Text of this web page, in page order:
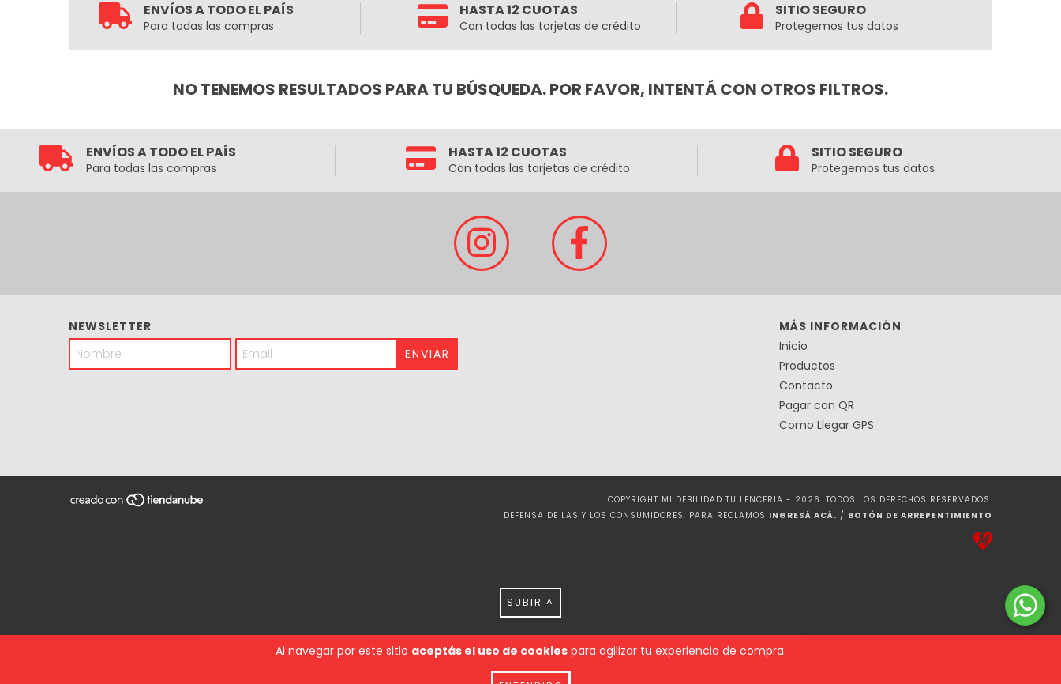
Al navegar por este sitio aceptás el uso de cookiespara agilizar tu experiencia de compra.
ENVÍOS A TODO EL PAÍS
Para todas las compras
HASTA 12 CUOTAS
Con todas las tarjetas de crédito
SITIO SEGURO
Protegemos tus datos
NO TENEMOS RESULTADOS PARA TU BÚSQUEDA. POR FAVOR, INTENTÁ CON OTROS FILTROS.
ENVÍOS A TODO EL PAÍS
Para todas las compras
HASTA 12 CUOTAS
Con todas las tarjetas de crédito
SITIO SEGURO
Protegemos tus datos
NEWSLETTER
MÁS INFORMACIÓN
Inicio
Productos
Contacto
Pagar con QR
Como Llegar GPS
COPYRIGHT MI DEBILIDAD TU LENCERIA - 2026. TODOS LOS DERECHOS RESERVADOS.
DEFENSA DE LAS Y LOS CONSUMIDORES. PARA RECLAMOS INGRESÁ ACÁ. / BOTÓN DE ARREPENTIMIENTO
SUBIR ^